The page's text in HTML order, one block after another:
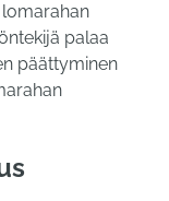
palaa
päättyminen